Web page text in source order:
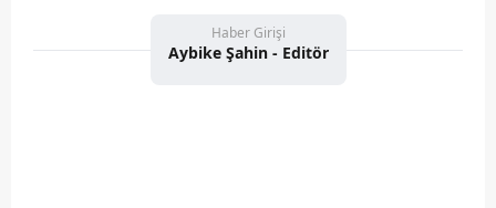
Haber Girişi
Aybike Şahin - Editör